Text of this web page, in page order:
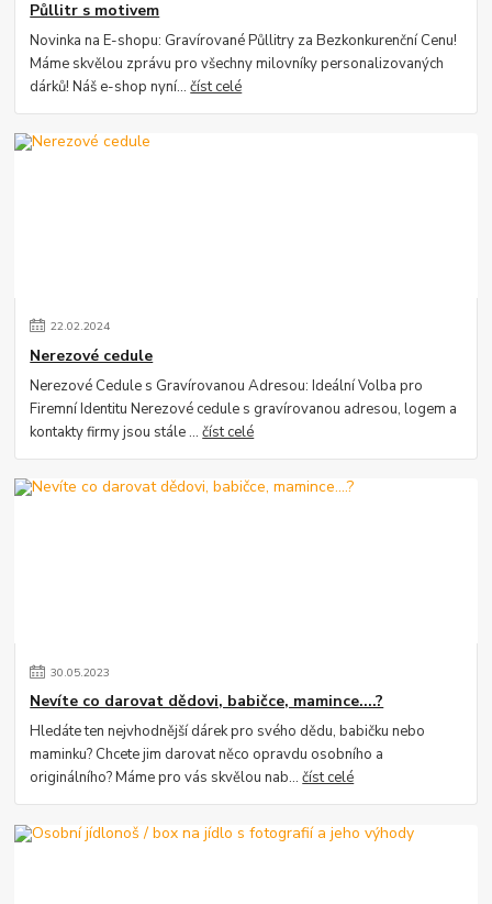
Půllitr s motivem
Novinka na E-shopu: Gravírované Půllitry za Bezkonkurenční Cenu!
Máme skvělou zprávu pro všechny milovníky personalizovaných
dárků! Náš e-shop nyní...číst celé
22.02.2024
Nerezové cedule
Nerezové Cedule s Gravírovanou Adresou: Ideální Volba pro
Firemní Identitu Nerezové cedule s gravírovanou adresou, logem a
kontakty firmy jsou stále ...číst celé
30.05.2023
Nevíte co darovat dědovi, babičce, mamince....?
Hledáte ten nejvhodnější dárek pro svého dědu, babičku nebo
maminku? Chcete jim darovat něco opravdu osobního a
originálního? Máme pro vás skvělou nab...číst celé